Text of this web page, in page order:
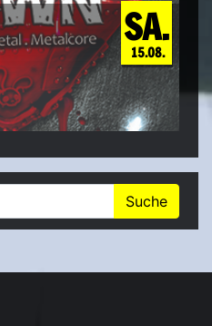
SA.
15.08.